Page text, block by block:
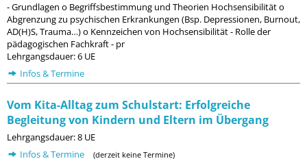
- Grundlagen o Begriffsbestimmung und Theorien Hochsensibilität o
Abgrenzung zu psychischen Erkrankungen (Bsp. Depressionen, Burnout,
AD(H)S, Trauma…) o Kennzeichen von Hochsensibilität - Rolle der
pädagogischen Fachkraft - pr
Lehrgangsdauer: 6 UE
Infos & Termine
Vom Kita-Alltag zum Schulstart: Erfolgreiche
Begleitung von Kindern und Eltern im Übergang
Lehrgangsdauer: 8 UE
Infos & Termine
(derzeit keine Termine)